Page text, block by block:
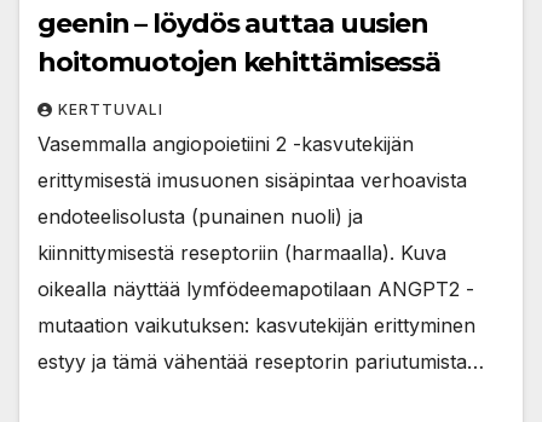
geenin – löydös auttaa uusien
hoitomuotojen kehittämisessä
KERTTUVALI
Vasemmalla angiopoietiini 2 -kasvutekijän
erittymisestä imusuonen sisäpintaa verhoavista
endoteelisolusta (punainen nuoli) ja
kiinnittymisestä reseptoriin (harmaalla). Kuva
oikealla näyttää lymfödeemapotilaan ANGPT2 -
mutaation vaikutuksen: kasvutekijän erittyminen
estyy ja tämä vähentää reseptorin pariutumista…